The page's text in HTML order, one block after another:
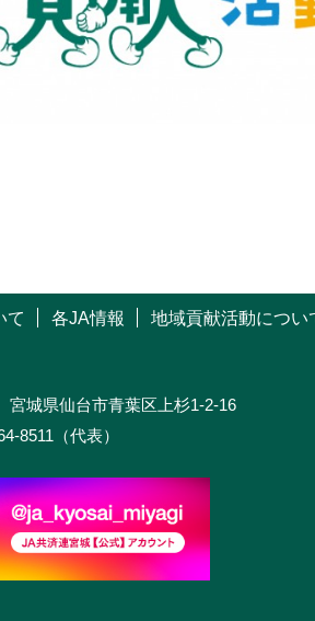
て 各JA情報 地域貢献活動につい
城県仙台市青葉区上杉1-2-16
8511（代表）